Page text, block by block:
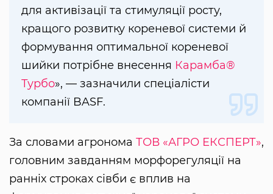
для активізації та стимуляції росту,
кращого розвитку кореневої системи й
формування оптимальної кореневої
шийки потрібне внесення Карамба®
Турбо», — зазначили спеціалісти
компанії BASF.
За словами агронома ТОВ «АГРО ЕКСПЕРТ»,
головним завданням морфорегуляції на
ранніх строках сівби є вплив на